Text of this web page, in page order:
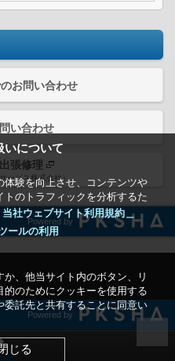
いについて
験を向上させ、コンテンツや
のトラフィックを分析するた
当社ウェブサイト利用規約＿
ールの利用
、他当サイト内のボタン、リ
のためにクッキーを使用する
託先と共有することに同意い
じる
お問い合わせ
い合わせ
張修理
ービス株式会社）
Powered by
Powered by